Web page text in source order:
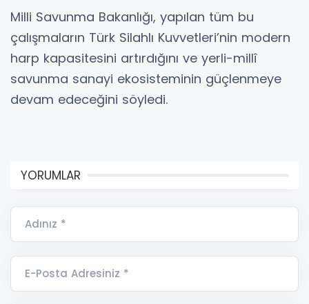
Milli Savunma Bakanlığı, yapılan tüm bu
çalışmaların Türk Silahlı Kuvvetleri’nin modern
harp kapasitesini artırdığını ve yerli-millî
savunma sanayi ekosisteminin güçlenmeye
devam edeceğini söyledi.
YORUMLAR
Adınız *
E-Posta Adresiniz *